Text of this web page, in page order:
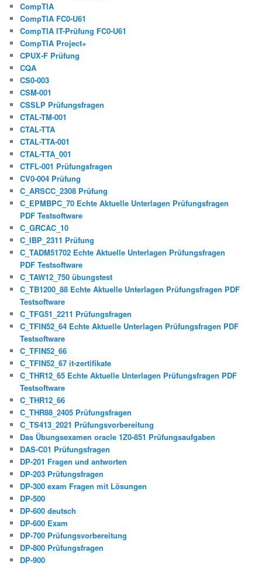
CompTIA
CompTIA FC0-U61
CompTIA IT-Prüfung FC0-U61
CompTIA Project+
CPUX-F Prüfung
CQA
CS0-003
CSM-001
CSSLP Prüfungsfragen
CTAL-TM-001
CTAL-TTA
CTAL-TTA-001
CTAL-TTA_001
CTFL-001 Prüfungsfragen
CV0-004 Prüfung
C_ARSCC_2308 Prüfung
C_EPMBPC_70 Echte Aktuelle Unterlagen Prüfungsfragen
PDF Testsoftware
C_GRCAC_10
C_IBP_2311 Prüfung
C_TADM51702 Echte Aktuelle Unterlagen Prüfungsfragen
PDF Testsoftware
C_TAW12_750 übungstest
C_TB1200_88 Echte Aktuelle Unterlagen Prüfungsfragen PDF
Testsoftware
C_TFG51_2211 Prüfungsfragen
C_TFIN52_64 Echte Aktuelle Unterlagen Prüfungsfragen PDF
Testsoftware
C_TFIN52_66
C_TFIN52_67 it-zertifikate
C_THR12_65 Echte Aktuelle Unterlagen Prüfungsfragen PDF
Testsoftware
C_THR12_66
C_THR88_2405 Prüfungsfragen
C_TS413_2021 Prüfungsvorbereitung
Das Übungsexamen oracle 1Z0-851 Prüfungsaufgaben
DAS-C01 Prüfungsfragen
DP-201 Fragen und antworten
DP-203 Prüfungsfragen
DP-300 exam Fragen mit Lösungen
DP-500
DP-600 deutsch
DP-600 Exam
DP-700 Prüfungsvorbereitung
DP-800 Prüfungsfragen
DP-900